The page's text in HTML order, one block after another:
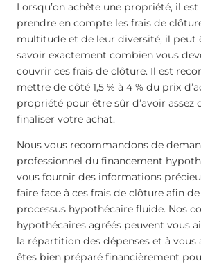
Lorsqu’on achète une propriété, il est
prendre en compte les frais de
multitude et de leur diversité, il peut
savoir exactement combien vous
couvrir ces frais de clôture. Il est
mettre de côté 1,5 % à 4 % du prix
propriété pour être sûr d’avoir assez
finaliser votre achat.
Nous vous recommandons de
professionnel du financement
vous fournir des informations
faire face à ces frais de clôture afin
processus hypothécaire fluide. Nos
hypothécaires agréés peuvent vous
la répartition des dépenses et à vous
êtes bien préparé financièrement